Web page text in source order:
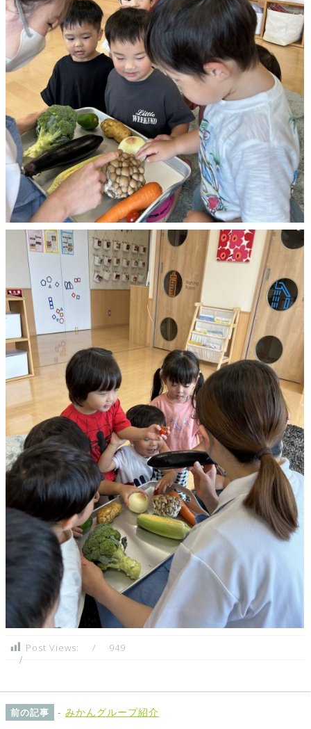
Post Views: 949
前の記事 - みかんグループ紹介